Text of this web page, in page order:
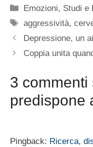
Categorie
Emozioni, Studi e
Tag
aggressività,
Depressione, un
Coppia unita
3 commenti
predispone
Pingback: Ricerca,